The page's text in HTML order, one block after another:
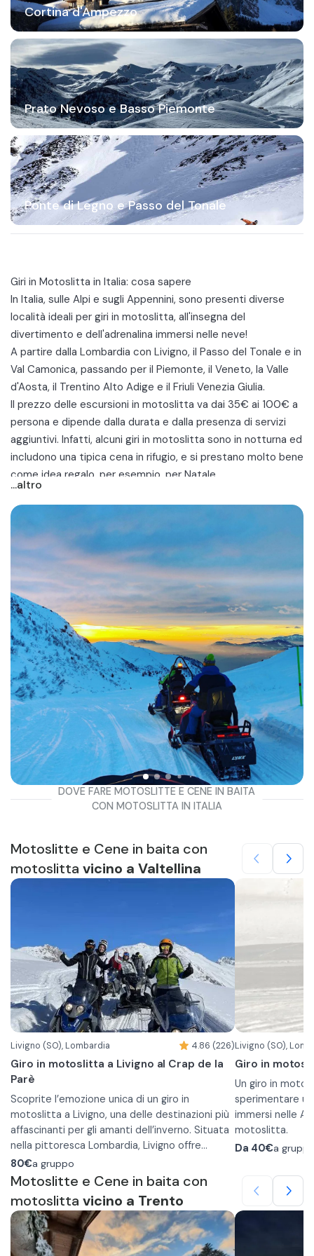
Cortina d'Ampezzo
Prato Nevoso e Basso Piemonte
Ponte di Legno e Passo del Tonale
Giri in Motoslitta in Italia: cosa sapere
In Italia, sulle Alpi e sugli Appennini, sono presenti diverse
località ideali per giri in motoslitta, all'insegna del
divertimento e dell'adrenalina immersi nelle neve!
A partire dalla Lombardia con Livigno, il Passo del Tonale e in
Val Camonica, passando per il Piemonte, il Veneto, la Valle
d'Aosta, il Trentino Alto Adige e il Friuli Venezia Giulia.
Il prezzo delle escursioni in motoslitta va dai 35€ ai 100€ a
persona e dipende dalla durata e dalla presenza di servizi
aggiuntivi. Infatti, alcuni giri in motoslitta sono in notturna ed
includono una tipica cena in rifugio, e si prestano molto bene
come idea regalo , per esempio, per Natale.
Si tratta di giri adatti a tutti, anche principianti, purché i
guidatori siano muniti di patente B. La benzina è sempre
inclusa, ed il tour è guidato da esperti aprifila che vi
accompagneranno nei sentieri più scenografici!
...altro
DOVE FARE MOTOSLITTE E CENE IN BAITA
CON MOTOSLITTA IN ITALIA
Motoslitte e Cene in baita con
motoslitta vicino a Valtellina
Livigno (SO), Lombardia 4.86 (226)
Giro in motoslitta a Livigno al Crap de la
Parè
Scoprite l’emozione unica di un giro in
motoslitta a Livigno, una delle destinazioni più
affascinanti per gli amanti dell’inverno. Situata
nella pittoresca Lombardia, Livigno offre
un’esperienza mozzafiato: un tour in
motoslitta che vi porterà in cima al Passo Eira,
panoramico offre una vista spettacolare
sull’intera vallata di Livigno, un vero paradiso
invernale.
Il tour dura circa 45 minuti e parte da Trepalle,
a soli 10 minuti di macchina o 15 minuti di bus
Con prezzi a partire da 40€ a persona, è
un’avventura accessibile a tutti. Ogni
motoslitta può ospitare fino a due persone,
con un guidatore e un passeggero. Il prezzo
80€a gruppo
Livigno (SO),
Giro in
Un giro in
sperimentare
immersi nelle
motoslitta.
L'orario della
proprio turno.
ogni 30 minuti
15 minuti o
Il percorso è
estende su
Da 40€a
Motoslitte e Cene in baita con
motoslitta vicino a Trento